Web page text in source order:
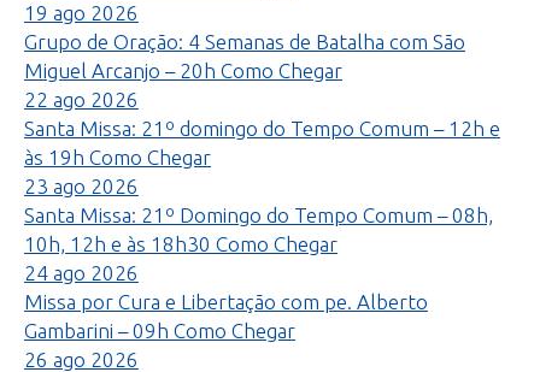
19 ago 2026
Grupo de Oração: 4 Semanas de Batalha com São
Miguel Arcanjo – 20h Como Chegar
22 ago 2026
Santa Missa: 21º domingo do Tempo Comum – 12h e
às 19h Como Chegar
23 ago 2026
Santa Missa: 21º Domingo do Tempo Comum – 08h,
10h, 12h e às 18h30 Como Chegar
24 ago 2026
Missa por Cura e Libertação com pe. Alberto
Gambarini – 09h Como Chegar
26 ago 2026